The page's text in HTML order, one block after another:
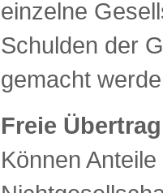
einzelne
Schulden der
gemacht
Freie
Können